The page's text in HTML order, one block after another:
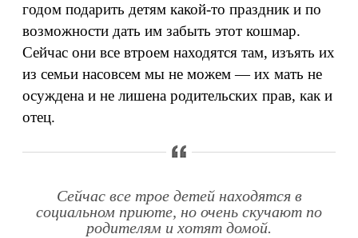
годом подарить детям какой-то праздник и по
возможности дать им забыть этот кошмар.
Сейчас они все втроем находятся там, изъять их
из семьи насовсем мы не можем — их мать не
осуждена и не лишена родительских прав, как и
отец.
Сейчас все трое детей находятся в
социальном приюте, но очень скучают по
родителям и хотят домой.